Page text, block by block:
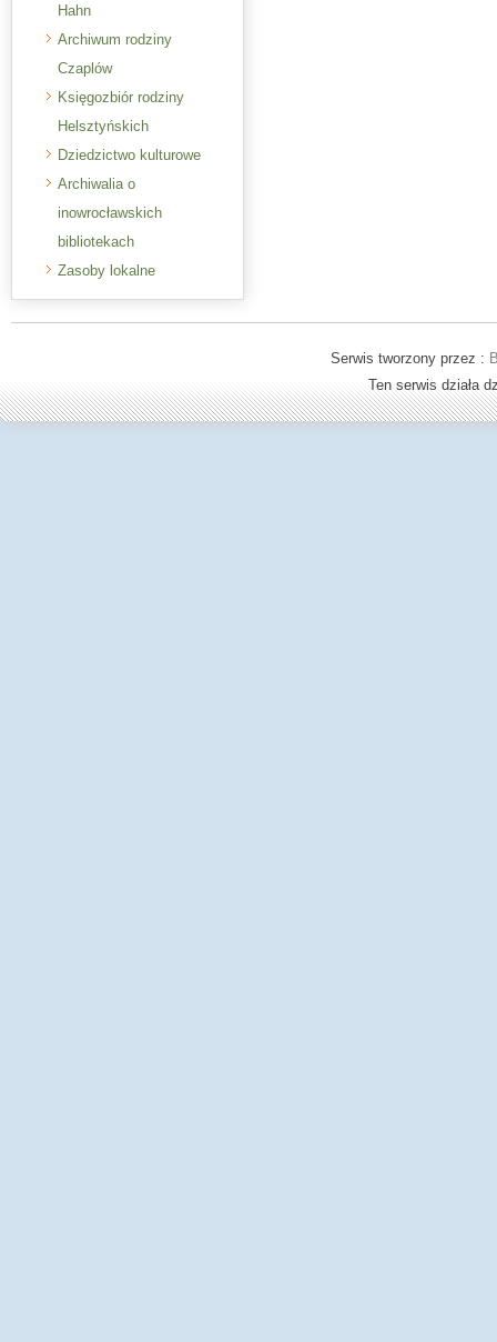
Hahn
Archiwum rodziny
Czaplów
Księgozbiór rodziny
Helsztyńskich
Dziedzictwo kulturowe
Archiwalia o
inowrocławskich
bibliotekach
Zasoby lokalne
Serwis tworzony przez :
Ten serwis działa